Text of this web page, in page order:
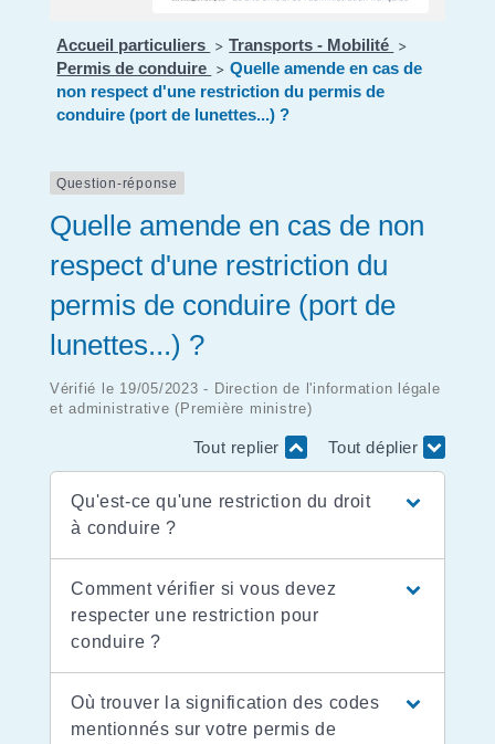
Accueil particuliers > Transports - Mobilité >
Permis de conduire > Quelle amende en cas de
non respect d'une restriction du permis de
conduire (port de lunettes...) ?
Question-réponse
Quelle amende en cas de non
respect d'une restriction du
permis de conduire (port de
lunettes...) ?
Vérifié le 19/05/2023 - Direction de l'information légale
et administrative (Première ministre)
Tout replier Tout déplier
Qu'est-ce qu'une restriction du droit
à conduire ?
Comment vérifier si vous devez
respecter une restriction pour
conduire ?
Où trouver la signification des codes
mentionnés sur votre permis de